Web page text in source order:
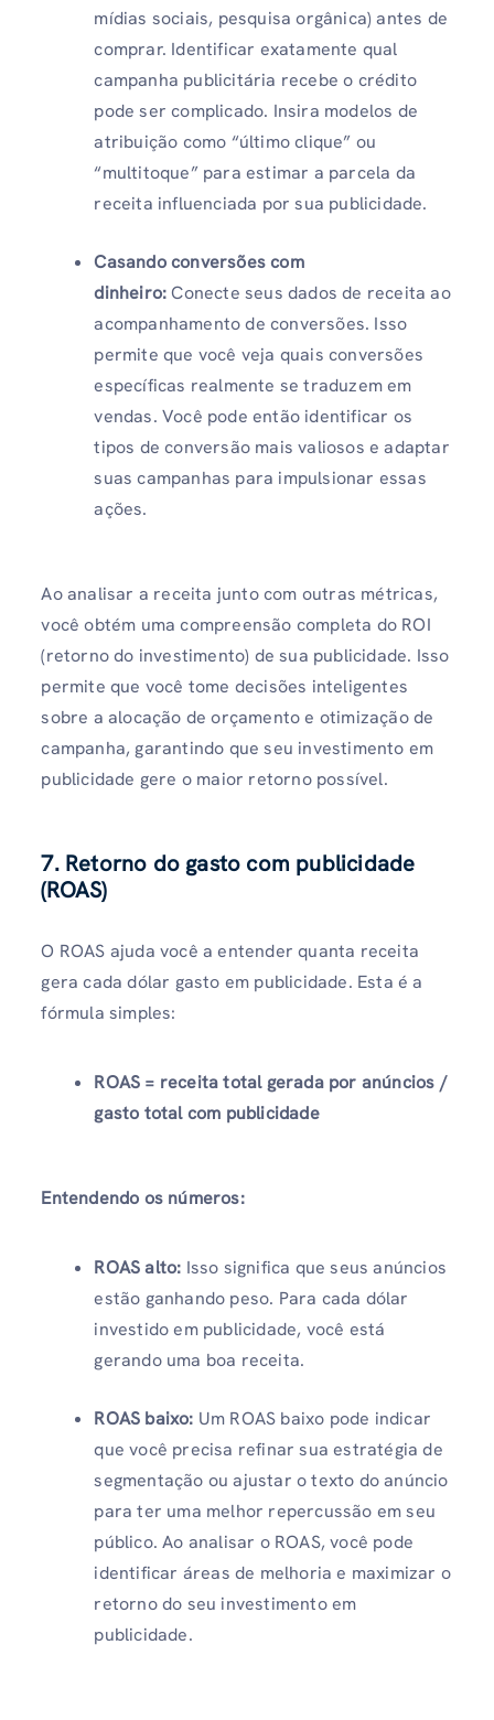
mídias sociais, pesquisa orgânica) antes de
comprar. Identificar exatamente qual
campanha publicitária recebe o crédito
pode ser complicado. Insira modelos de
atribuição como “último clique” ou
“multitoque” para estimar a parcela da
receita influenciada por sua publicidade.
Casando conversões com
dinheiro:Conecte seus dados de receita ao
acompanhamento de conversões. Isso
permite que você veja quais conversões
específicas realmente se traduzem em
vendas. Você pode então identificar os
tipos de conversão mais valiosos e adaptar
suas campanhas para impulsionar essas
ações.
Ao analisar a receita junto com outras métricas,
você obtém uma compreensão completa do ROI
(retorno do investimento) de sua publicidade. Isso
permite que você tome decisões inteligentes
sobre a alocação de orçamento e otimização de
campanha, garantindo que seu investimento em
publicidade gere o maior retorno possível.
7. Retorno do gasto com publicidade
(ROAS)
O ROAS ajuda você a entender quanta receita
gera cada dólar gasto em publicidade. Esta é a
fórmula simples:
ROAS = receita total gerada por anúncios /
gasto total com publicidade
Entendendo os números:
ROAS alto: Isso significa que seus anúncios
estão ganhando peso. Para cada dólar
investido em publicidade, você está
gerando uma boa receita.
ROAS baixo: Um ROAS baixo pode indicar
que você precisa refinar sua estratégia de
segmentação ou ajustar o texto do anúncio
para ter uma melhor repercussão em seu
público. Ao analisar o ROAS, você pode
identificar áreas de melhoria e maximizar o
retorno do seu investimento em
publicidade.